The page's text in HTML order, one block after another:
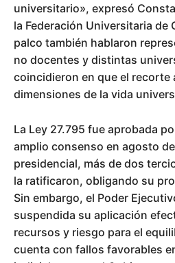
universitario», expresó
la Federación Universitaria de
palco también hablaron
no docentes y distintas
coincidieron en que el recorte
dimensiones de la vida
La Ley 27.795 fue aprobada
amplio consenso en agosto
presidencial, más de dos
la ratificaron, obligando su
Sin embargo, el Poder
suspendida su aplicación
recursos y riesgo para el
cuenta con fallos favorables